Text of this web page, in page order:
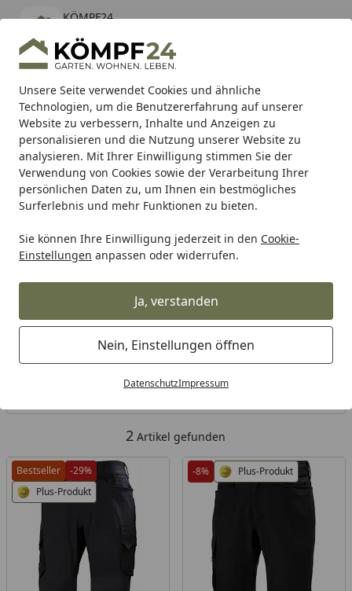
Unsere Seite verwendet Cookies und ähnliche
Technologien, um die Benutzererfahrung auf unserer
Website zu verbessern, Inhalte und Anzeigen zu
personalisieren und die Nutzung unserer Website zu
analysieren. Mit Ihrer Einwilligung stimmen Sie der
Verwendung von Cookies sowie der Verarbeitung Ihrer
persönlichen Daten zu, um Ihnen ein bestmögliches
Surferlebnis und mehr Funktionen zu bieten.
Sie können Ihre Einwilligung jederzeit in den Cookie-
Einstellungen anpassen oder widerrufen.
Ja, verstanden
Nein, Einstellungen öffnen
DatenschutzImpressum
KÖMPF24
kostenlos - Im App Store
Hotline
Alle Produkte
Mein Konto
Suchen
Karibu Pools inkl. gratis Sandfilteranlage & Pool-
Starterset (Gesamtwert bis 468,99€)
Startseite
Helly Hansen Helly Hansen Arbeitshosen Helly Hansen
Helly Hansen kurze Arbeitshosen
Ihre Artikelübersicht
Kategorien
2 Artikel gefunden
Bestseller
-29%
Plus-Produkt
-8% Plus-Produkt